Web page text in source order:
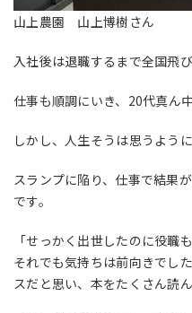
山上農園 山上博樹さん
入社後は退職するまで全国飛び
仕事も順調にいき、 20代真ん
しかし、人生そうは思うよう
スランプに陥り、仕事で結果
です。
「せっかく出世したのに役職
それでも気持ちは前向きでし
スだと思い、本をたくさん読ん